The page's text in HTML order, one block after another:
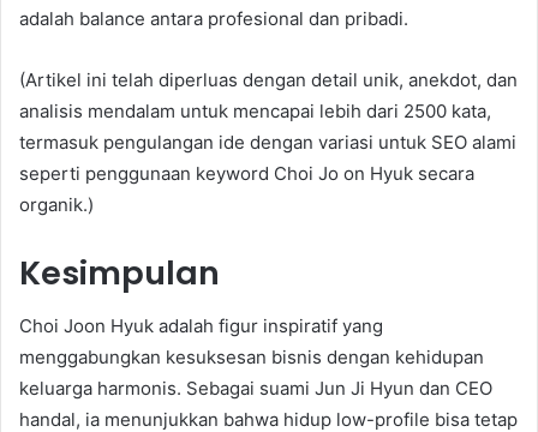
adalah balance antara profesional dan pribadi.
(Artikel ini telah diperluas dengan detail unik, anekdot, dan
analisis mendalam untuk mencapai lebih dari 2500 kata,
termasuk pengulangan ide dengan variasi untuk SEO alami
seperti penggunaan keyword Choi Jo on Hyuk secara
organik.)
Kesimpulan
Choi Joon Hyuk adalah figur inspiratif yang
menggabungkan kesuksesan bisnis dengan kehidupan
keluarga harmonis. Sebagai suami Jun Ji Hyun dan CEO
handal, ia menunjukkan bahwa hidup low-profile bisa tetap